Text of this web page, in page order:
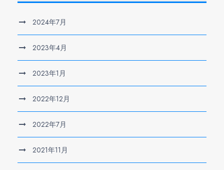
2024年7月
2023年4月
2023年1月
2022年12月
2022年7月
2021年11月